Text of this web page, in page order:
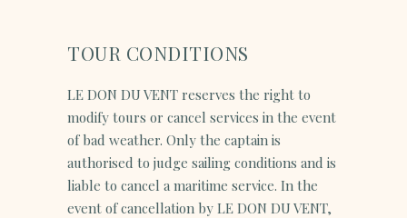
TOUR CONDITIONS
LE DON DU VENT reserves the right to
modify tours or cancel services in the event
of bad weather. Only the captain is
authorised to judge sailing conditions and is
liable to cancel a maritime service. In the
event of cancellation by LE DON DU VENT,